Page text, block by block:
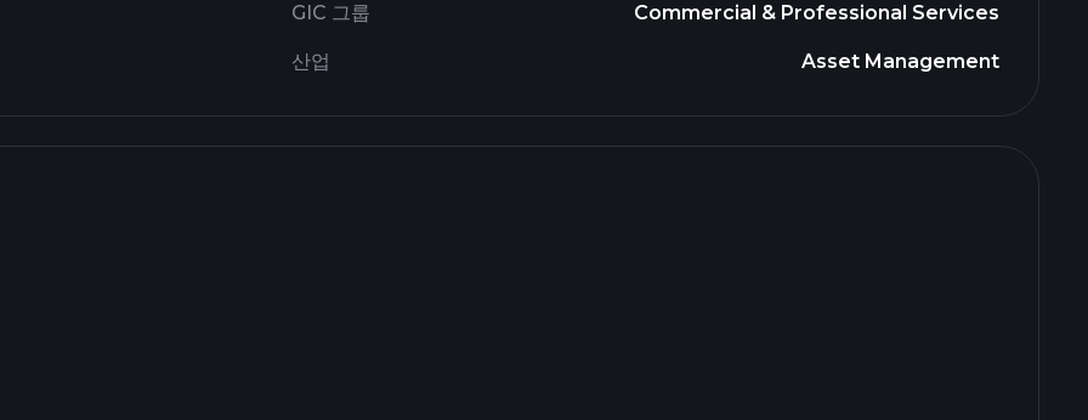
GIC 그룹 Commercial & Professional Services
산업 Asset Management